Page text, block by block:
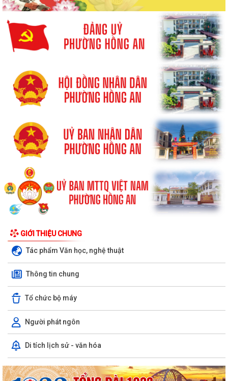
GIỚI THIỆU CHUNG
Tác phẩm Văn học, nghệ thuật
Thông tin chung
Tổ chức bộ máy
Người phát ngôn
Di tích lịch sử - văn hóa